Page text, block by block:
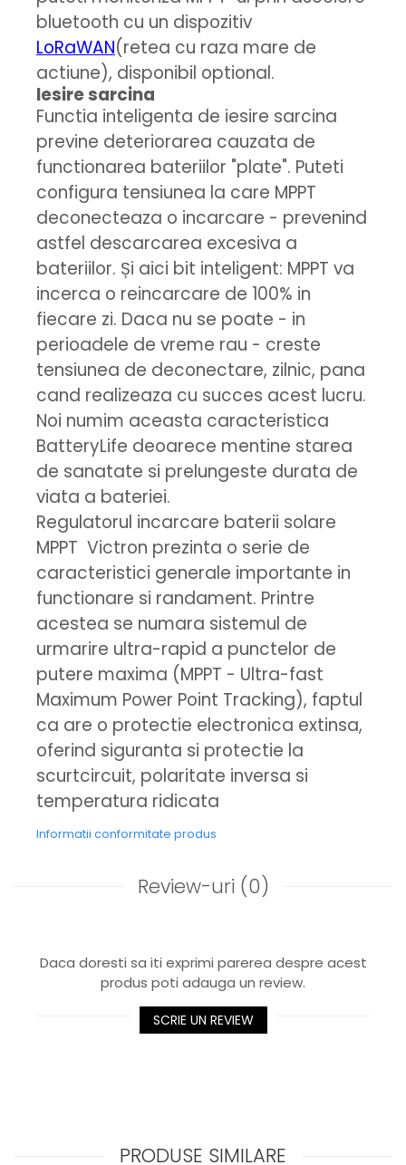
bluetooth cu un dispozitiv
LoRaWAN(retea cu raza mare de
actiune), disponibil optional.
Iesire sarcina
Functia inteligenta de iesire sarcina
previne deteriorarea cauzata de
functionarea bateriilor "plate". Puteti
configura tensiunea la care MPPT
deconecteaza o incarcare - prevenind
astfel descarcarea excesiva a
bateriilor. Și aici bit inteligent: MPPT va
incerca o reincarcare de 100% in
fiecare zi. Daca nu se poate - in
perioadele de vreme rau - creste
tensiunea de deconectare, zilnic, pana
cand realizeaza cu succes acest lucru.
Noi numim aceasta caracteristica
BatteryLife deoarece mentine starea
de sanatate si prelungeste durata de
viata a bateriei.
Regulatorul incarcare baterii solare
MPPT Victron prezinta o serie de
caracteristici generale importante in
functionare si randament. Printre
acestea se numara sistemul de
urmarire ultra-rapid a punctelor de
putere maxima (MPPT - Ultra-fast
Maximum Power Point Tracking), faptul
ca are o protectie electronica extinsa,
oferind siguranta si protectie la
scurtcircuit, polaritate inversa si
temperatura ridicata
Informatii conformitate produs
Review-uri (0)
Daca doresti sa iti exprimi parerea despre acest
produs poti adauga un review.
SCRIE UN REVIEW
PRODUSE SIMILARE